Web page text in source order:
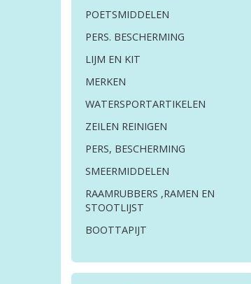
POETSMIDDELEN
PERS. BESCHERMING
LIJM EN KIT
MERKEN
WATERSPORTARTIKELEN
ZEILEN REINIGEN
PERS, BESCHERMING
SMEERMIDDELEN
RAAMRUBBERS ,RAMEN EN
STOOTLIJST
BOOTTAPIJT